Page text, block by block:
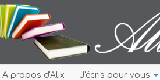
A propos d'Alix J'écris pour vous